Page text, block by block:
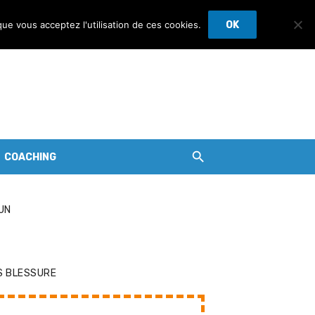
COACHING
BLESSURE
vous acceptez l'utilisation de ces cookies. OK